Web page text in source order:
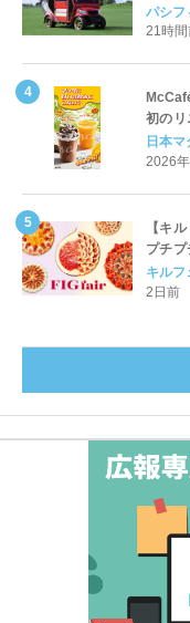
Cart
パシフ
21時間
初のリ
ッペ
開始
日本
2026
【キ
プチ
をたっ
登場8
キルフ
2日前